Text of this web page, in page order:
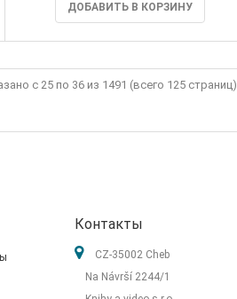
ДОБАВИТЬ В КОРЗИНУ
с 25 по 36 из 1491 (всего 125 страниц)
Контакты
CZ-35002 Cheb
Na Návrší 2244/1